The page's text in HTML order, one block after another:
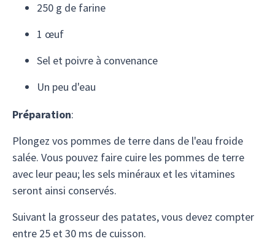
250 g de farine
1 œuf
Sel et poivre à convenance
Un peu d'eau
Préparation:
Plongez vos pommes de terre dans de l'eau froide
salée. Vous pouvez faire cuire les pommes de terre
avec leur peau; les sels minéraux et les vitamines
seront ainsi conservés.
Suivant la grosseur des patates, vous devez compter
entre 25 et 30 ms de cuisson.